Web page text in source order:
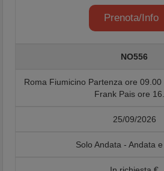
Prenota/Info
NO556
Roma Fiumicino Partenza ore
Frank Pais ore
25/09/2026
Solo Andata - Andata